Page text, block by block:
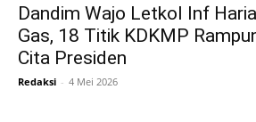
Dandim Wajo Letkol Inf
Gas, 18 Titik KDKMP
Cita Presiden
Redaksi - 4 Mei 2026